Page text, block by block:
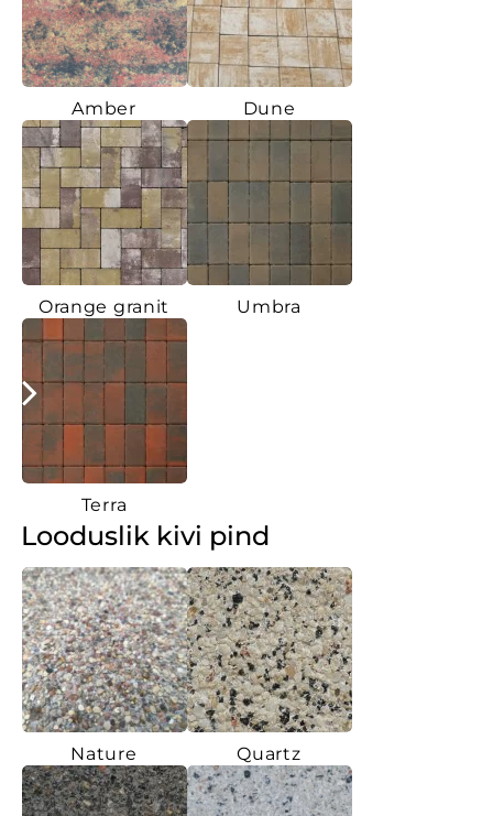
Amber Dune
Orange granit Umbra
Terra
Looduslik kivi pind
Nature Quartz